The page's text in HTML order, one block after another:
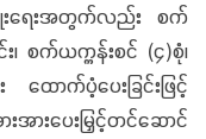
းရေးအတွက်လည်း စက်
စက်ယက္ကန်းစင် (၄)စုံ၊
ထောက်ပံ့ပေးခြင်းဖြင့်
အားပေးမြှင့်တင်ဆောင်